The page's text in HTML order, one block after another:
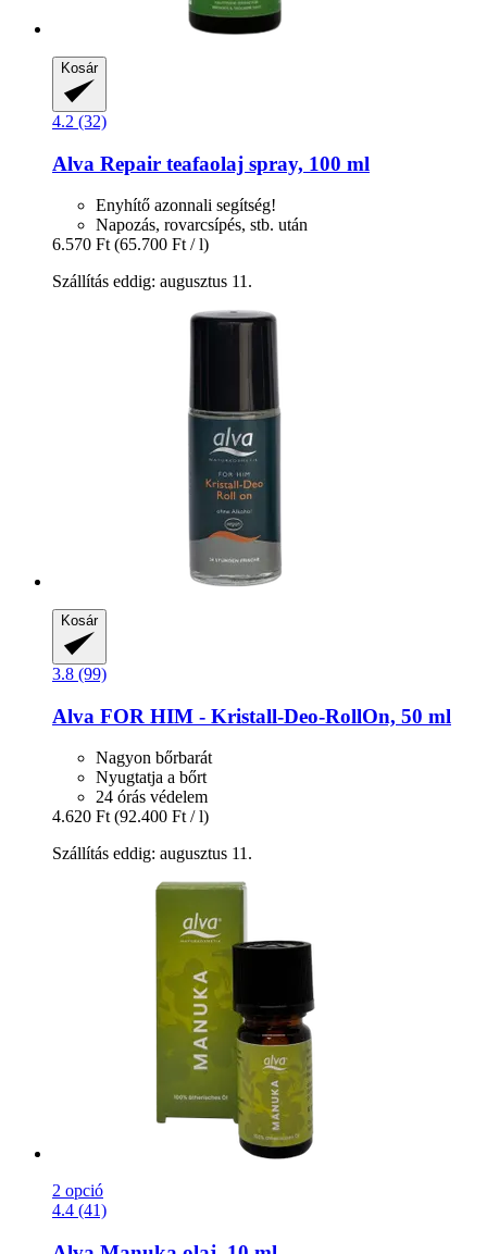
Kosár
4.2 (32)
Alva Repair teafaolaj spray, 100 ml
Enyhítő azonnali segítség!
Napozás, rovarcsípés, stb. után
6.570 Ft (65.700 Ft / l)
Szállítás eddig: augusztus 11.
Kosár
3.8 (99)
Alva FOR HIM -​ Kristall-​Deo-​RollOn, 50 ml
Nagyon bőrbarát
Nyugtatja a bőrt
24 órás védelem
4.620 Ft (92.400 Ft / l)
Szállítás eddig: augusztus 11.
2 opció
4.4 (41)